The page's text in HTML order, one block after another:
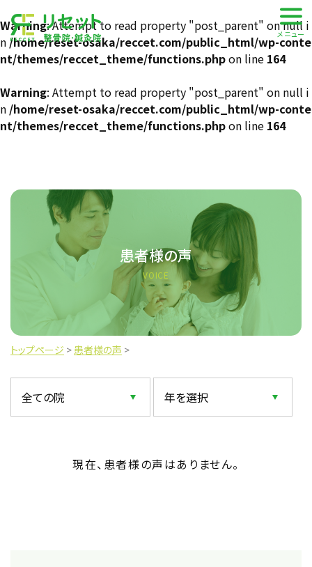
Warning: Attempt to read property "post_parent" on null i
n /home/reset-osaka/reccet.com/public_html/wp-conte
nt/themes/reccet_theme/functions.phpon line 164
Warning: Attempt to read property "post_parent" on null i
n /home/reset-osaka/reccet.com/public_html/wp-conte
nt/themes/reccet_theme/functions.phpon line 164
株式会社 RECCETメニュー
患者様の声
VOICE
トップページ > 患者様の声 >
現在、患者様の声はありません。